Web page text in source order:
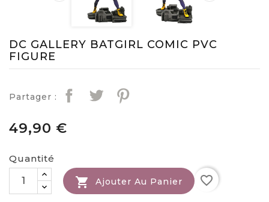
DC GALLERY BATGIRL COMIC PVC
FIGURE
Partager :
49,90 €
Quantité
 Ajouter Au Panier favorite_border